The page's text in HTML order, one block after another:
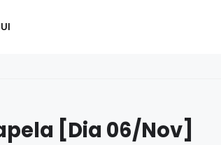
[Dia 06/Nov]